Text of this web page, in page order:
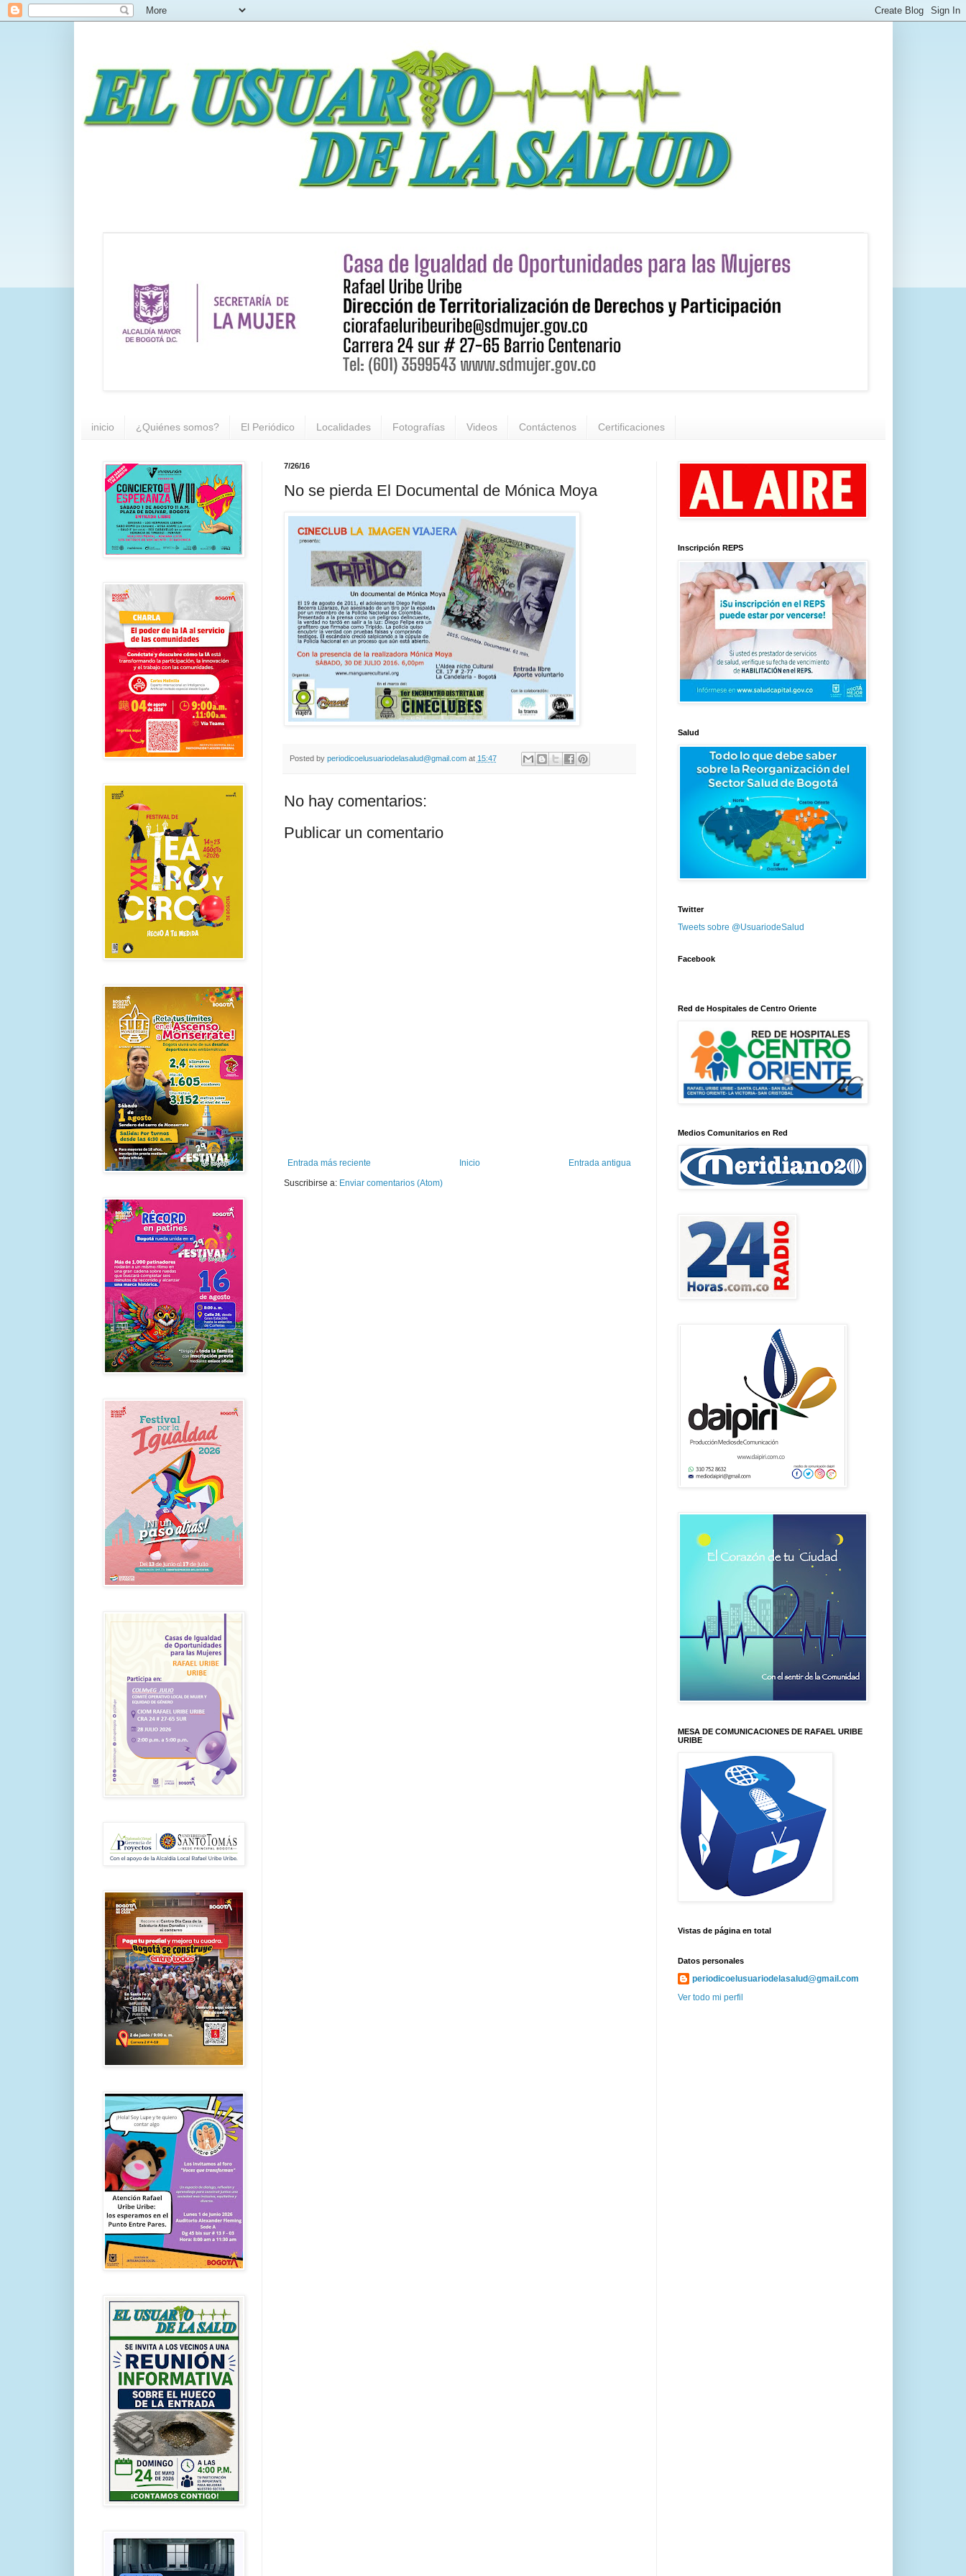
inicio ¿Quiénes somos? El Periódico Localidades Fotografías Videos Contáctenos Certificaciones
7/26/16
No se pierda El Documental de Mónica Moya
Posted by periodicoelusuariodelasalud@gmail.com at 15:47
No hay comentarios:
Publicar un comentario
Entrada más reciente Entrada antigua
Inicio
Suscribirse a: Enviar comentarios (Atom)
Inscripción REPS
Salud
Twitter
Tweets sobre @UsuariodeSalud
Facebook
Red de Hospitales de Centro Oriente
Medios Comunitarios en Red
MESA DE COMUNICACIONES DE RAFAEL URIBE
URIBE
Vistas de página en total
Datos personales
periodicoelusuariodelasalud@gmail.com
Ver todo mi perfil